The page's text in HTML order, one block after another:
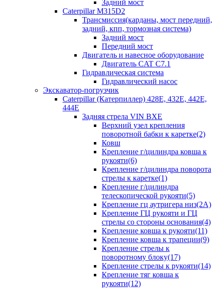
Задний мост
Caterpillar M315D2
Трансмиссия(карданы, мост передний,
задний, кпп, тормозная система)
Задний мост
Передний мост
Двигатель и навесное оборудование
Двигатель CAT C7.1
Гидравлическая система
Гидравлический насос
Экскаватор-погрузчик
Caterpillar (Катерпиллер) 428E, 432E, 442E,
444E
Задняя стрела VIN BXE
Верхний узел крепления
поворотной бабки к каретке(2)
Ковш
Крепление г/цилиндра ковша к
рукояти(6)
Крепление г/цилиндра поворота
стрелы к каретке(1)
Крепление г/цилиндра
телескопической рукояти(5)
Крепление гц аутригера низ(2А)
Крепление ГЦ рукояти и ГЦ
стрелы со стороны основания(4)
Крепление ковша к рукояти(11)
Крепление ковша к трапеции(9)
Крепление стрелы к
поворотному блоку(17)
Крепление стрелы к рукояти(14)
Крепление тяг ковша к
рукояти(12)